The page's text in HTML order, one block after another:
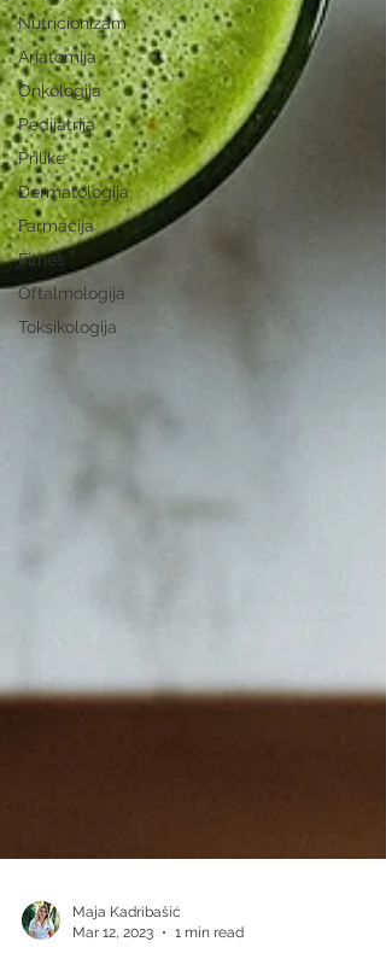
Nutricionizam
Anatomija
Onkologija
Pedijatrija
Prilike
Dermatologija
Farmacija
Fitnes
Oftalmologija
Toksikologija